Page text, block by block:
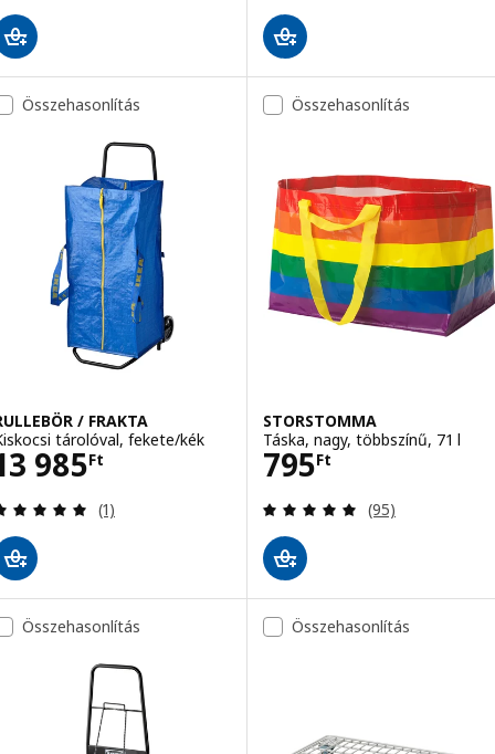
Összehasonlítás
/ FRAKTA
tárolóval, fekete/kék
985Ft
13985Ft
Vélemény: 5 kívül 5 csillag. Összes vélemény:
(1)
Összehasonlítás
STORSTOMMA
Táska, nagy, többszínű, 71 l
795Ft
Ár 795Ft
Vélemény: 4.9
(95)
Összehasonlítás Összehasonlítás